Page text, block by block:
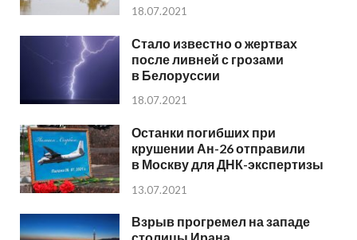
18.07.2021
Стало известно о жертвах
после ливней с грозами
в Белоруссии
18.07.2021
Останки погибших при
крушении Ан-26 отправили
в Москву для ДНК-экспертизы
13.07.2021
Взрыв прогремел на западе